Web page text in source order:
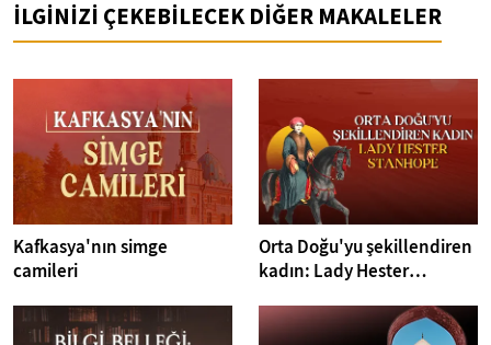
İLGİNİZİ ÇEKEBİLECEK DİĞER MAKALELER
Kafkasya'nın simge
camileri
Orta Doğu'yu şekillendiren
kadın: Lady Hester